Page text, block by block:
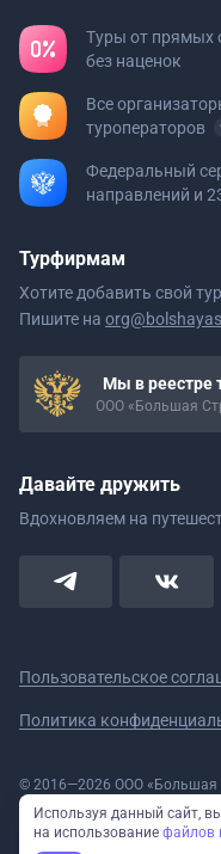
Туры от прямых
без наценок
Все
туроператоров
Федеральный
направлений и
Турфирмам
Хотите добавить свой
Пишите на
Мы в реестре
ООО «Большая
Давайте дружить
Вдохновляем на
Пользовательское
Политика
© 2016—2026 ООО
5908078160/590801001
Номер в реестре
11.10.2018)
Используя данный сайт,
на использование файлов